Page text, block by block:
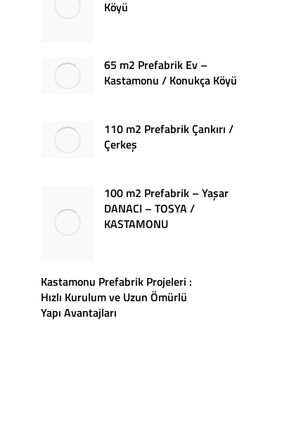
Köyü
65 m2 Prefabrik Ev –
Kastamonu / Konukça Köyü
110 m2 Prefabrik Çankırı /
Çerkeş
100 m2 Prefabrik – Yaşar
DANACI – TOSYA /
KASTAMONU
Kastamonu Prefabrik Projeleri :
Hızlı Kurulum ve Uzun Ömürlü
Yapı Avantajları